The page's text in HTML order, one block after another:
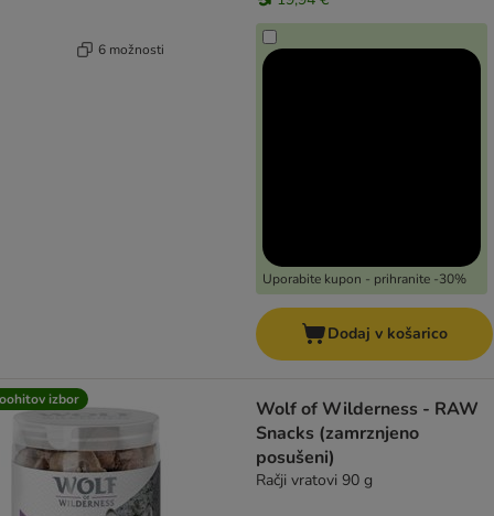
6 možnosti
Uporabite kupon - prihranite -30%
Dodaj v košarico
izbor
Wolf of Wilderness - RAW
Snacks (zamrznjeno
posušeni)
Račji vratovi 90 g